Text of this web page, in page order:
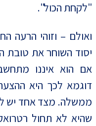
"לקחת הכול".
ואולם – וזוהי הרעה
יסוד השוחר את טובת
אם הוא איננו
דוגמא לכך היא
ממשלה. מצד אחד יש
שהיא לא תחול